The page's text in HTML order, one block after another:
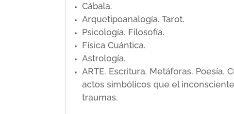
Cábala.
Arquetipoanalogía. Tarot.
Psicología. Filosofía.
Física Cuántica.
Astrología.
ARTE. Escritura. Metáforas. Poesía.
actos simbólicos que el
traumas.